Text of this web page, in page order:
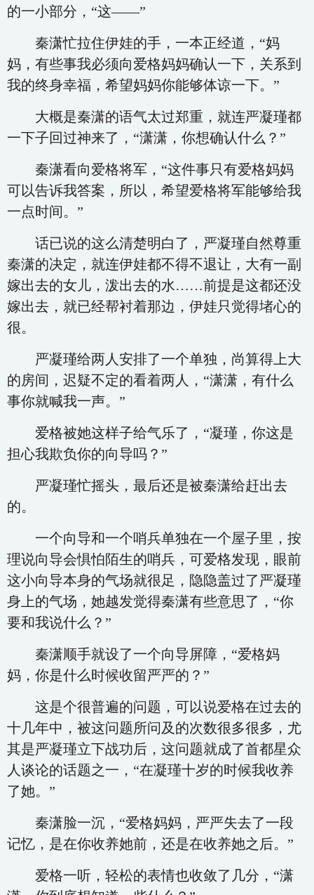
的一小部分，“这——”
秦潇忙拉住伊娃的手，一本正经道，“妈
妈，有些事我必须向爱格妈妈确认一下，关系到
我的终身幸福，希望妈妈你能够体谅一下。”
大概是秦潇的语气太过郑重，就连严凝瑾都
一下子回过神来了，“潇潇，你想确认什么？”
秦潇看向爱格将军，“这件事只有爱格妈妈
可以告诉我答案，所以，希望爱格将军能够给我
一点时间。”
话已说的这么清楚明白了，严凝瑾自然尊重
秦潇的决定，就连伊娃都不得不退让，大有一副
嫁出去的女儿，泼出去的水……前提是这都还没
嫁出去，就已经帮衬着那边，伊娃只觉得堵心的
很。
严凝瑾给两人安排了一个单独，尚算得上大
的房间，迟疑不定的看着两人，“潇潇，有什么
事你就喊我一声。”
爱格被她这样子给气乐了，“凝瑾，你这是
担心我欺负你的向导吗？”
严凝瑾忙摇头，最后还是被秦潇给赶出去
的。
一个向导和一个哨兵单独在一个屋子里，按
理说向导会惧怕陌生的哨兵，可爱格发现，眼前
这小向导本身的气场就很足，隐隐盖过了严凝瑾
身上的气场，她越发觉得秦潇有些意思了，“你
要和我说什么？”
秦潇顺手就设了一个向导屏障，“爱格妈
妈，你是什么时候收留严严的？”
这是个很普遍的问题，可以说爱格在过去的
十几年中，被这问题所问及的次数很多很多，尤
其是严凝瑾立下战功后，这问题就成了首都星众
人谈论的话题之一，“在凝瑾十岁的时候我收养
了她。”
秦潇脸一沉，“爱格妈妈，严严失去了一段
记忆，是在你收养她前，还是在收养她之后。”
爱格一听，轻松的表情也收敛了几分，“潇